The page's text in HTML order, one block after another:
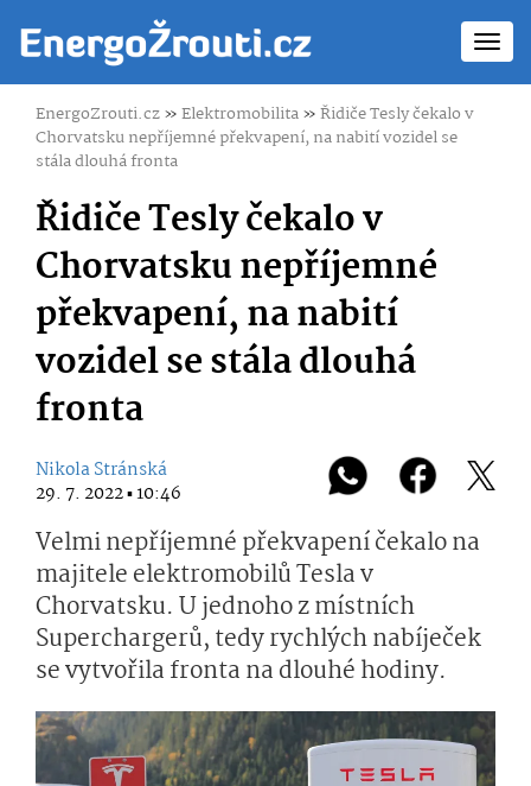
EnergoZrouti.cz»Elektromobilita»Řidiče Tesly čekalo v
Chorvatsku nepříjemné překvapení, na nabití vozidel se
stála dlouhá fronta
Řidiče Tesly čekalo v
Chorvatsku nepříjemné
překvapení, na nabití
vozidel se stála dlouhá
fronta
Nikola Stránská
29. 7. 2022 ▪ 10:46
Velmi nepříjemné překvapení čekalo na
majitele elektromobilů Tesla v
Chorvatsku. U jednoho z místních
Superchargerů, tedy rychlých nabíječek
se vytvořila fronta na dlouhé hodiny.